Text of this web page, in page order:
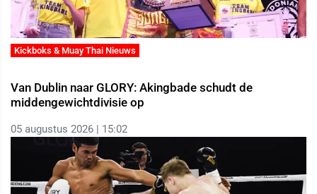
Kickboks & Muay Thai Nieuws
Van Dublin naar GLORY: Akingbade schudt de
middengewichtdivisie op
05 augustus 2026 | 15:02